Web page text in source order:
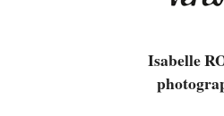
Isabelle